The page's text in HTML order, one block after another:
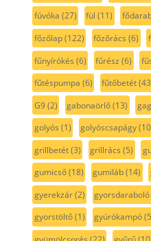
fúvóka (27) fül (11)
főzőlap(122) főzőrács (6)
fűnyírókés (6) fűrész (6)
fűtéspumpa (6) fűtőbetét
G9(2) gabonaörlő(13)
golyós (1) golyóscsapágy
grillbetét(3) grillrács (5)
gumicső(18) gumiláb(14)
gyerekzár(2) gyorsdaraboló
gyorstöltő(1) gyúrókampó